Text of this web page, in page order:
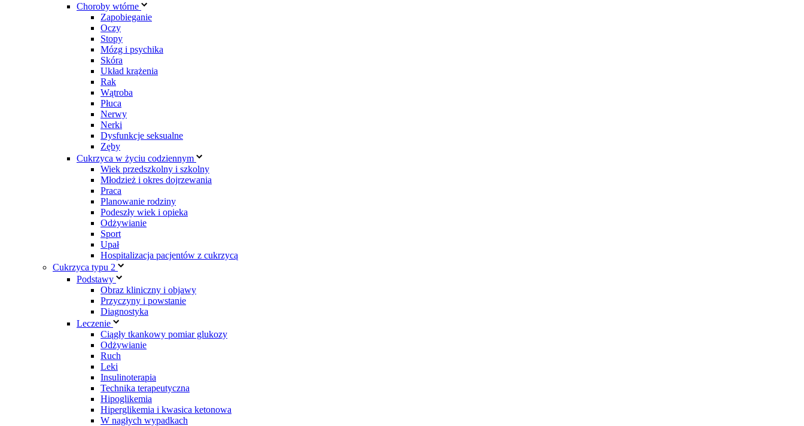
Choroby wtórne
Zapobieganie
Oczy
Stopy
Mózg i psychika
Skóra
Układ krążenia
Rak
Wątroba
Płuca
Nerwy
Nerki
Dysfunkcje seksualne
Zęby
Cukrzyca w życiu codziennym
Wiek przedszkolny i szkolny
Młodzież i okres dojrzewania
Praca
Planowanie rodziny
Podeszły wiek i opieka
Odżywianie
Sport
Upał
Hospitalizacja pacjentów z cukrzycą
Cukrzyca typu 2
Podstawy
Obraz kliniczny i objawy
Przyczyny i powstanie
Diagnostyka
Leczenie
Ciągły tkankowy pomiar glukozy
Odżywianie
Ruch
Leki
Insulinoterapia
Technika terapeutyczna
Hipoglikemia
Hiperglikemia i kwasica ketonowa
W nagłych wypadkach